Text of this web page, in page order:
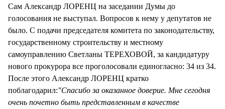
Сам Александр ЛОРЕНЦ на заседании Думы до
голосования не выступал. Вопросов к нему у депутатов не
было. С подачи председателя комитета по законодательству,
государственному строительству и местному
самоуправлению Светланы ТЕРЕХОВОЙ, за кандидатуру
нового прокурора все проголосовали единогласно: 34 из 34.
После этого Александр ЛОРЕНЦ кратко
поблагодарил:"Спасибо за оказанное доверие. Мне сегодня
очень почетно быть представленным в качестве